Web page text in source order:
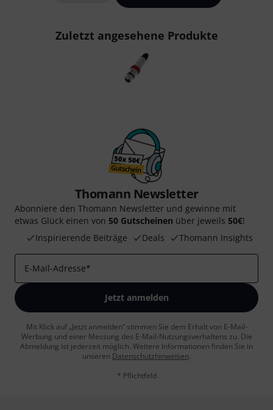
Zuletzt angesehene Produkte
Thomann Newsletter
Abonniere den Thomann Newsletter und gewinne mit
etwas Glück einen von 50 Gutscheinen über jeweils 50€!
Inspirierende Beiträge
Deals Thomann Insights
E-Mail-Adresse*
Jetzt anmelden
Mit Klick auf „Jetzt anmelden“ stimmen Sie dem Erhalt von E-Mail-
Werbung und einer Messung des E-Mail-Nutzungsverhaltens zu. Die
Abmeldung ist jederzeit möglich. Weitere Informationen finden Sie in
unseren Datenschutzhinweisen.
* Pflichtfeld